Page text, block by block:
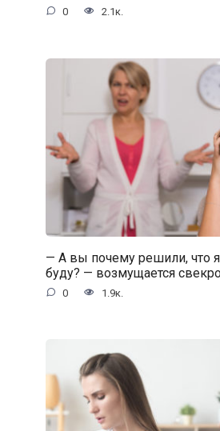
0 2.1к.
— А вы почему решили, что я
буду? — возмущается
0 1.9к.